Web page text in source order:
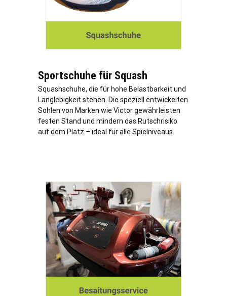
Sportschuhe für Squash
Squashschuhe, die für hohe Belastbarkeit und
Langlebigkeit stehen. Die speziell entwickelten
Sohlen von Marken wie Victor gewährleisten
festen Stand und mindern das Rutschrisiko
auf dem Platz – ideal für alle Spielniveaus.